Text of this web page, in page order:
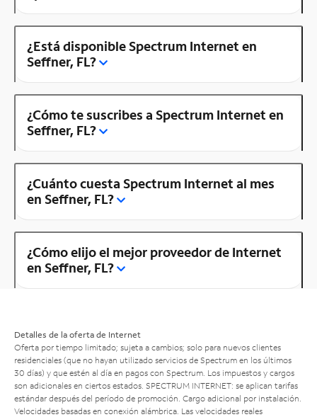
¿Está disponible Spectrum Internet en
Seffner, FL?
¿Cómo te suscribes a Spectrum Internet en
Seffner, FL?
¿Cuánto cuesta Spectrum Internet al mes
en Seffner, FL?
¿Cómo elijo el mejor proveedor de Internet
en Seffner, FL?
Detalles de la oferta de Internet
Oferta por tiempo limitado; sujeta a cambios; solo para nuevos clientes
residenciales (que no hayan utilizado servicios de Spectrum en los últimos
30 días) y que estén al día en pagos con Spectrum. Los impuestos y cargos
son adicionales en ciertos estados. SPECTRUM INTERNET: se aplican tarifas
estándar después del período de promoción. Cargo adicional por instalación.
Velocidades basadas en conexión alámbrica. Las velocidades reales